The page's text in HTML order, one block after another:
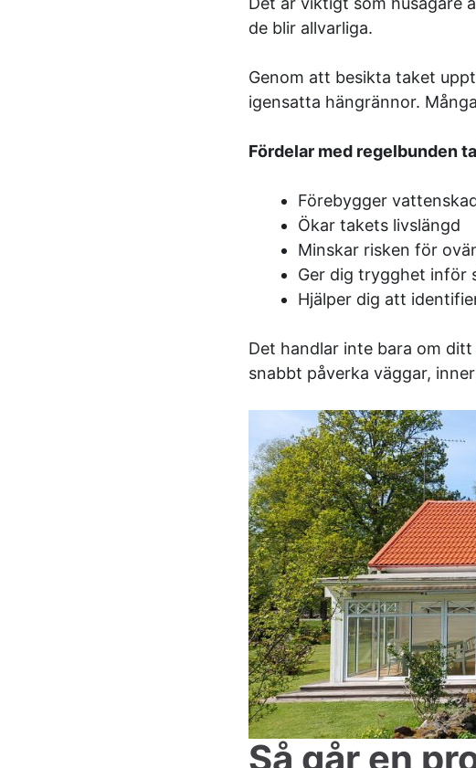
de blir allvarliga.
Genom att besikta taket
igensatta hängrännor.
Fördelar med regelbunden
Förebygger
Ökar takets livslängd
Minskar risken för
Ger dig trygghet inför
Hjälper dig att
Det handlar inte bara om
snabbt påverka väggar,
Så går en